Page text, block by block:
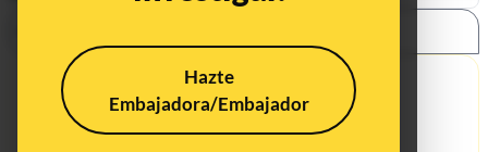
Hazte
Embajadora/Embajador
9/30/19
What's being said: